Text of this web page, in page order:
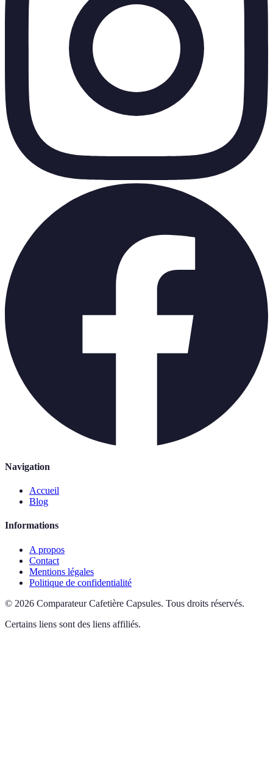
Navigation
Accueil
Blog
Informations
A propos
Contact
Mentions légales
Politique de confidentialité
© 2026 Comparateur Cafetière Capsules. Tous droits réservés.
Certains liens sont des liens affiliés.